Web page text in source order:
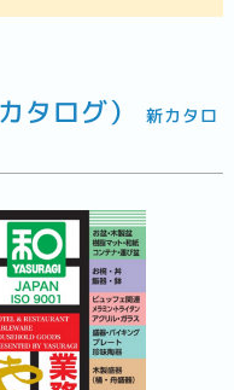
タログ）新カタロ